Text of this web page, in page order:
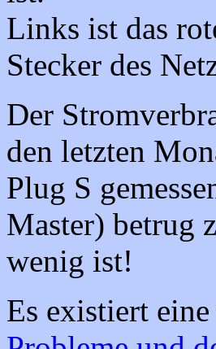
Links ist das
Stecker des
Der
den letzten
Plug S
Master) betrug
wenig ist!
Es existiert